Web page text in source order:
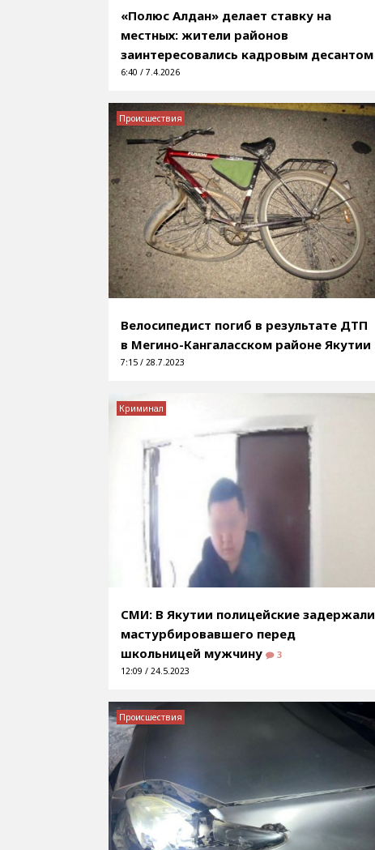
«Полюс Алдан» делает ставку на
местных: жители районов
заинтересовались кадровым десантом
6:40 / 7.4.2026
Велосипедист погиб в результате ДТП
в Мегино-Кангаласском районе Якутии
7:15 / 28.7.2023
Происшествия
СМИ: В Якутии полицейские задержали
мастурбировавшего перед
школьницей мужчину
3
12:09 / 24.5.2023
Криминал
Происшествия